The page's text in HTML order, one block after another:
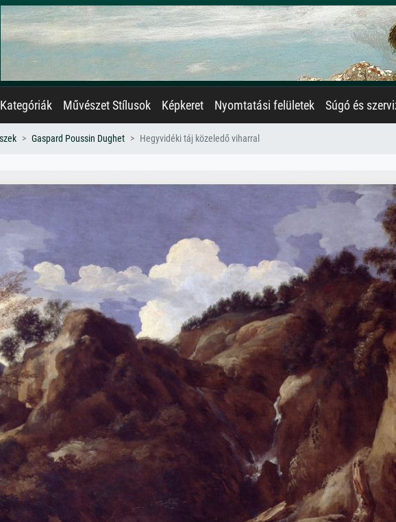
Kategóriák Művészet Stílusok Képkeret Nyomtatási felületek Súgó és
Gaspard Poussin Dughet Hegyvidéki táj közeledő viharral